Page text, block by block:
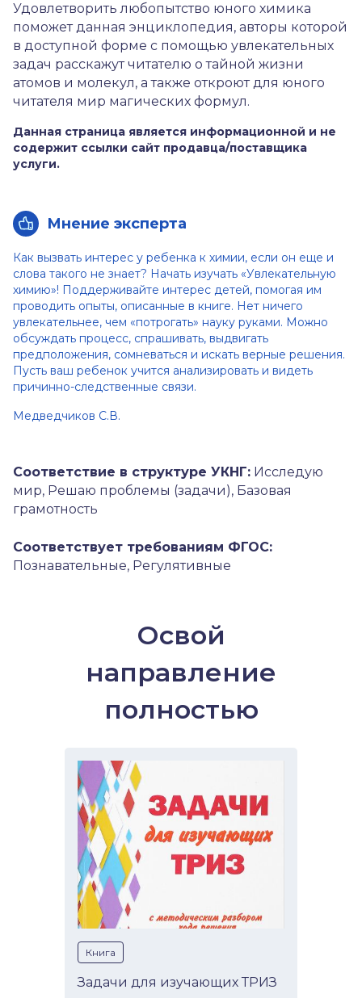
Удовлетворить любопытство юного химика
поможет данная энциклопедия, авторы которой
в доступной форме с помощью увлекательных
задач расскажут читателю о тайной жизни
атомов и молекул, а также откроют для юного
читателя мир магических формул.
Данная страница является информационной и не
содержит ссылки сайт продавца/поставщика
услуги.
Мнение эксперта
Как вызвать интерес у ребенка к химии, если он еще и
слова такого не знает? Начать изучать «Увлекательную
химию»! Поддерживайте интерес детей, помогая им
проводить опыты, описанные в книге. Нет ничего
увлекательнее, чем «потрогать» науку руками. Можно
обсуждать процесс, спрашивать, выдвигать
предположения, сомневаться и искать верные решения.
Пусть ваш ребенок учится анализировать и видеть
причинно-следственные связи.
Медведчиков С.В.
Соответствие в структуре УКНГ: Исследую
мир, Решаю проблемы (задачи), Базовая
грамотность
Соответствует требованиям ФГОС:
Познавательные, Регулятивные
Освой
направление
полностью
Книга
Задачи для изучающих ТРИЗ